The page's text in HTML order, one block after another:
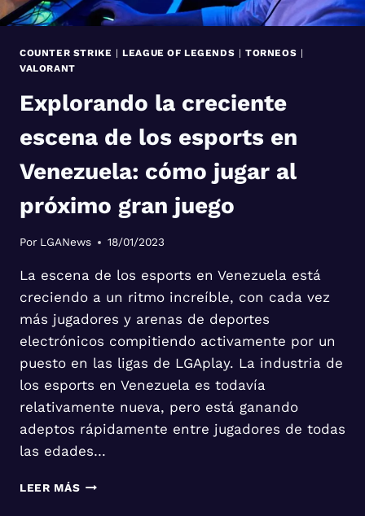
COUNTER STRIKE |LEAGUE OF LEGENDS |TORNEOS |
VALORANT
Explorando la creciente
escena de los esports en
Venezuela: cómo jugar al
próximo gran juego
Por LGANews 18/01/2023
La escena de los esports en Venezuela está
creciendo a un ritmo increíble, con cada vez
más jugadores y arenas de deportes
electrónicos compitiendo activamente por un
puesto en las ligas de LGAplay. La industria de
los esports en Venezuela es todavía
relativamente nueva, pero está ganando
adeptos rápidamente entre jugadores de todas
las edades…
LEER MÁSEXPLORANDO